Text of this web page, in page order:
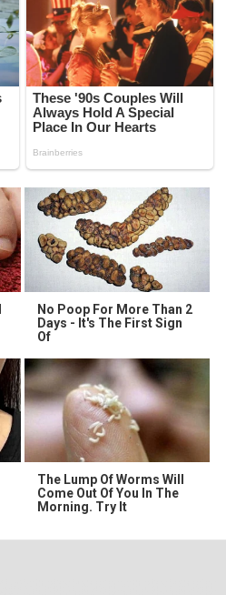
No Poop For More Than 2
Days - It's The First Sign
Of
The Lump Of Worms Will
Come Out Of You In The
Morning. Try It